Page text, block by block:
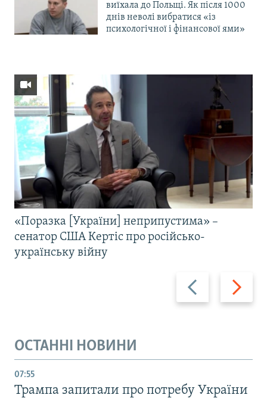
виїхала до Польщі. Як після 1000
днів неволі вибратися «із
психологічної і фінансової ями»
Назад Вперед
«Поразка [України] неприпустима» –
сенатор США Кертіс про російсько-
українську війну
ОСТАННІ НОВИНИ
07:55
Трампа запитали про потребу України